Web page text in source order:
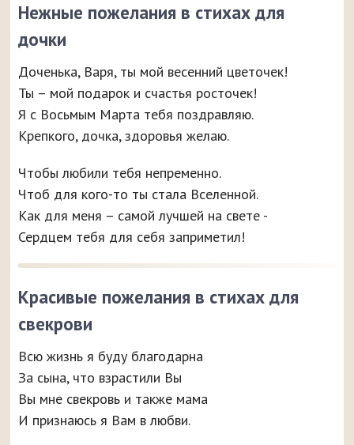
Нежные пожелания в стихах для
дочки
Доченька, Варя, ты мой весенний цветочек!
Ты – мой подарок и счастья росточек!
Я с Восьмым Марта тебя поздравляю.
Крепкого, дочка, здоровья желаю.
Чтобы любили тебя непременно.
Чтоб для кого-то ты стала Вселенной.
Как для меня – самой лучшей на свете -
Сердцем тебя для себя заприметил!
Красивые пожелания в стихах для
свекрови
Всю жизнь я буду благодарна
За сына, что взрастили Вы
Вы мне свекровь и также мама
И признаюсь я Вам в любви.